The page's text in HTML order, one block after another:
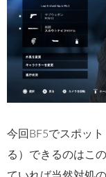
今回BF5でスポッ
る）できるのはこ